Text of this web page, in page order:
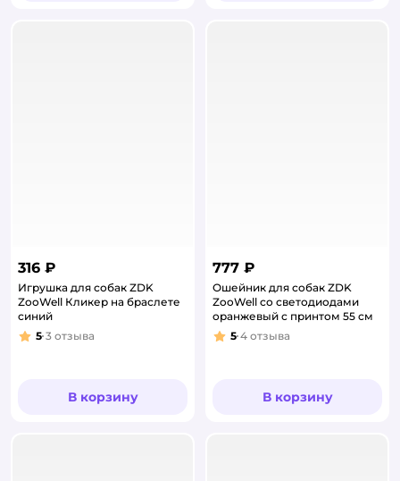
316 ₽
Игрушка для собак ZDK
ZooWell Кликер на браслете
синий
Рейтинг:
5 3 отзыва
В корзину
777 ₽
Ошейник для собак ZDK
ZooWell со светодиодами
оранжевый с принтом 55 см
Рейтинг:
5 4 отзыва
В корзину